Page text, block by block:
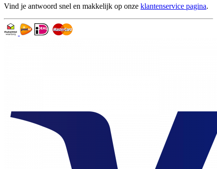
Vind je antwoord snel en makkelijk op onze klantenservice pagina.